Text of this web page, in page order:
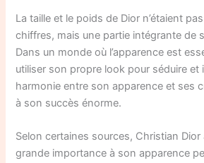
La taille et le poids de Dior n’étaient
chiffres, mais une partie intégrante de
Dans un monde où l’apparence est
utiliser son propre look pour séduire et
harmonie entre son apparence et ses
à son succès énorme.
Selon certaines sources, Christian
grande importance à son apparence